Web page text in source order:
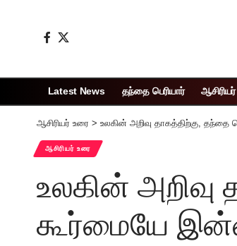
Latest News தந்தை பெரியார்
ஆசிரியர் உரை > உலகின் அறிவு தாகத்திற்கு,
ஆசிரியர் உரை
உலகின்
கூர்மையே